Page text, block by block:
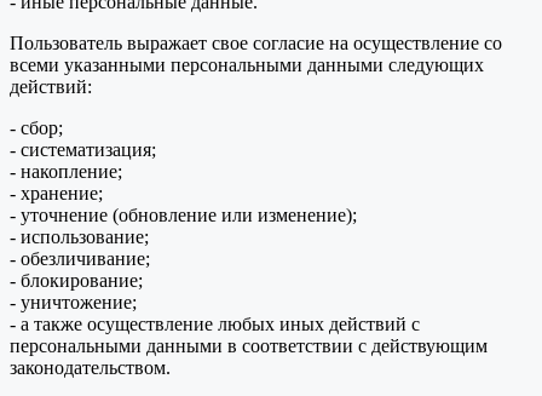
Пользователь выражает свое согласие на осуществление со
всеми указанными персональными данными следующих
действий:
- сбор;
- систематизация;
- накопление;
- хранение;
- уточнение (обновление или изменение);
- использование;
- обезличивание;
- блокирование;
- уничтожение;
- а также осуществление любых иных действий с
персональными данными в соответствии с действующим
законодательством.